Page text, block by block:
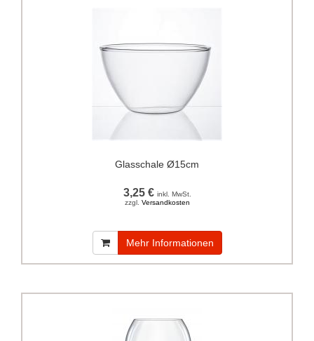
Glasschale Ø15cm
3,25 € inkl. MwSt.
zzgl. Versandkosten
Mehr Informationen